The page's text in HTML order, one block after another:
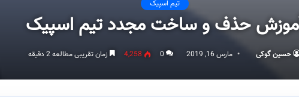
تیم اسپیک
حذف و ساخت مجدد تیم اسپیک
حسین گوکی مارس 16, 2019 0
4,258 زمان تقریبی مطالعه 2 دقیقه